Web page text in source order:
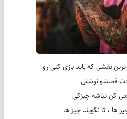
نقشی که باید بازی کنی رو
قصشو نوشتی
کن نباشه چیزکی
ها ، تا نگویند چیز ها